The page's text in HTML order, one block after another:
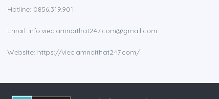
Hotline: 0856.319.901
Email: info.vieclamnoithat247.com@gmail.com
Website: https://vieclamnoithat247.com/